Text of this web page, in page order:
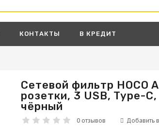
КОНТАКТЫ В КРЕДИТ
Сетевой фильтр HOCO
розетки, 3 USB, Type-
чёрный
0 отзывов